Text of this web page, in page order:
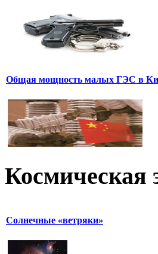
Общая мощность малых ГЭС в
Космическая
Солнечные «ветряки»